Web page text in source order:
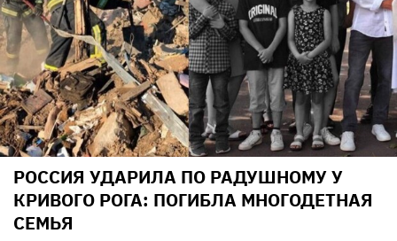
РОССИЯ УДАРИЛА ПО РАДУШНОМУ У
КРИВОГО РОГА: ПОГИБЛА МНОГОДЕТНАЯ
СЕМЬЯ